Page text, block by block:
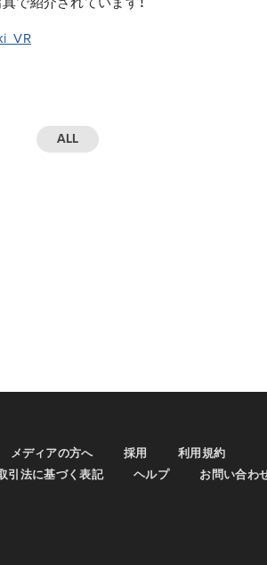
ALL
メディアの方へ 採用
利用規約
引法に基づく表記 ヘルプ お問い合わ